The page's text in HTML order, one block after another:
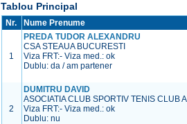
Tablou Principal
Nr. Nume Prenume
1
PREDA TUDOR ALEXANDRU
CSA STEAUA BUCURESTI
Viza FRT:- Viza med.:ok
Dublu: da / am partener
2
DUMITRU DAVID
ASOCIATIA CLUB SPORTIV TENIS CLUB
Viza FRT:- Viza med.:ok
Dublu: nu